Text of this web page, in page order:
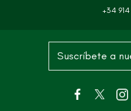
+34
Suscríbete a